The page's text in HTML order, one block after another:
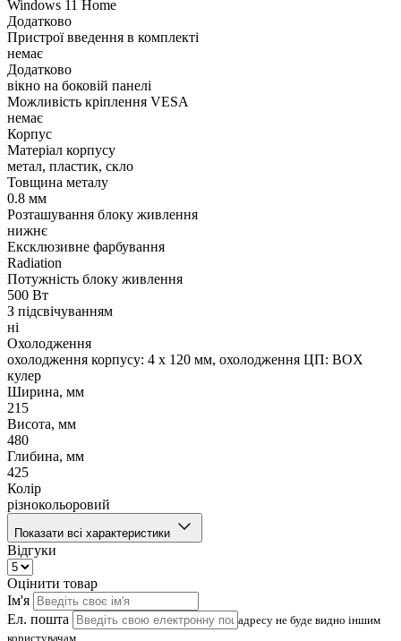
Windows 11 Home
Додатково
Пристрої введення в комплекті
немає
Додатково
вікно на боковій панелі
Можливість кріплення VESA
немає
Корпус
Матеріал корпусу
метал, пластик, скло
Товщина металу
0.8 мм
Розташування блоку живлення
нижнє
Ексклюзивне фарбування
Radiation
Потужність блоку живлення
500 Вт
З підсвічуванням
ні
Охолодження
охолодження корпусу: 4 x 120 мм, охолодження ЦП: BOX
кулер
Ширина, мм
215
Висота, мм
480
Глибина, мм
425
Колір
різнокольоровий
Показати всі характеристики
Відгуки
Оцінити товар
Ім'я
Ел. пошта
адресу не буде видно іншим
користувачам